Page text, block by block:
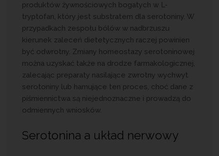
produktów żywnościowych bogatych w L-
tryptofan, który jest substratem dla serotoniny. W
przypadkach zespołu bólów w nadbrzuszu
kierunek zaleceń dietetycznych raczej powinien
być odwrotny. Zmiany homeostazy serotoninowej
można uzyskać także na drodze farmakologicznej,
zalecając preparaty nasilające zwrotny wychwyt
serotoniny lub hamujące ten proces, choć dane z
piśmiennictwa są niejednoznaczne i prowadzą do
odmiennych wniosków.
Serotonina a układ nerwowy